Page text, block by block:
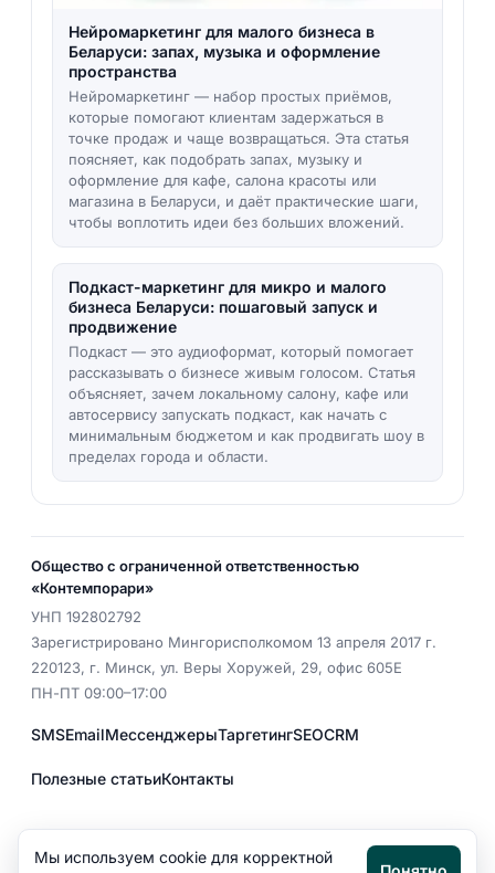
Нейромаркетинг для малого бизнеса в
Беларуси: запах, музыка и оформление
пространства
Нейромаркетинг — набор простых приёмов,
которые помогают клиентам задержаться в
точке продаж и чаще возвращаться. Эта статья
поясняет, как подобрать запах, музыку и
оформление для кафе, салона красоты или
магазина в Беларуси, и даёт практические шаги,
чтобы воплотить идеи без больших вложений.
Подкаст-маркетинг для микро и малого
бизнеса Беларуси: пошаговый запуск и
продвижение
Подкаст — это аудиоформат, который помогает
рассказывать о бизнесе живым голосом. Статья
объясняет, зачем локальному салону, кафе или
автосервису запускать подкаст, как начать с
минимальным бюджетом и как продвигать шоу в
пределах города и области.
Общество с ограниченной ответственностью
«Контемпорари»
УНП 192802792
Зарегистрировано Мингорисполкомом 13 апреля 2017 г.
220123, г. Минск, ул. Веры Хоружей, 29, офис 605Е
ПН-ПТ 09:00–17:00
SMSEmailМессенджерыТаргетингSEOCRM
Полезные статьиКонтакты
EMAIL
office@aspektr.by
Мы используем cookie для корректной